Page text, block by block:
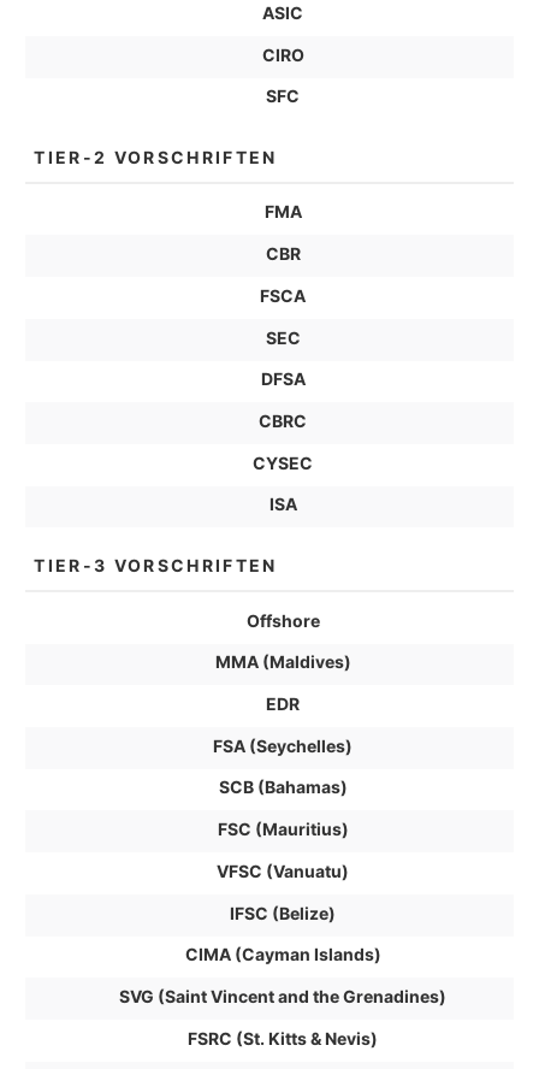
ASIC
CIRO
SFC
TIER-2 VORSCHRIFTEN
FMA
CBR
FSCA
SEC
DFSA
CBRC
CYSEC
ISA
TIER-3 VORSCHRIFTEN
Offshore
MMA (Maldives)
EDR
FSA (Seychelles)
SCB (Bahamas)
FSC (Mauritius)
VFSC (Vanuatu)
IFSC (Belize)
CIMA (Cayman Islands)
SVG (Saint Vincent and the Grenadines)
FSRC (St. Kitts & Nevis)